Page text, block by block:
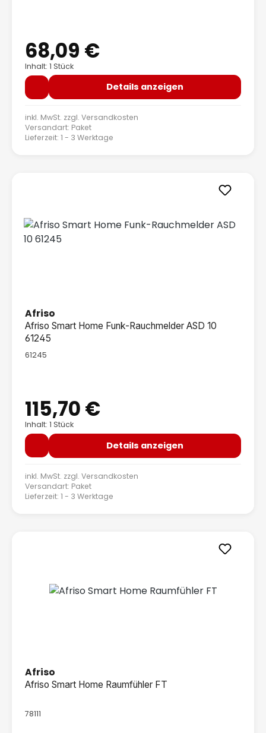
Regulärer Preis:
68,09 €
Inhalt: 1 Stück
Details anzeigen
inkl. MwSt. zzgl. Versandkosten
Versandart: Paket
Lieferzeit: 1 - 3 Werktage
Afriso
Afriso Smart Home Funk-Rauchmelder ASD 10
61245
61245
Regulärer Preis:
115,70 €
Inhalt: 1 Stück
Details anzeigen
inkl. MwSt. zzgl. Versandkosten
Versandart: Paket
Lieferzeit: 1 - 3 Werktage
Afriso
Afriso Smart Home Raumfühler FT
78111